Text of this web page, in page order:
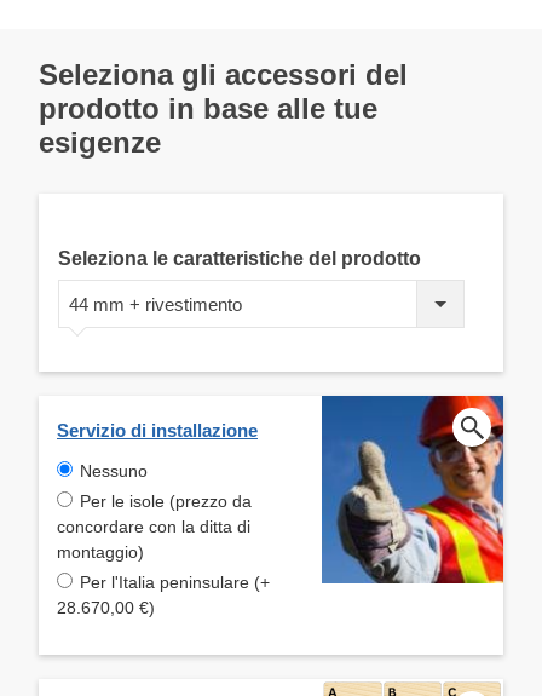
Seleziona gli accessori del
prodotto in base alle tue
esigenze
Seleziona le caratteristiche del prodotto
44 mm + rivestimento
Servizio di installazione
Nessuno
Per le isole (prezzo da
concordare con la ditta di
montaggio)
Per l'Italia peninsulare (+
28.670,00 €)